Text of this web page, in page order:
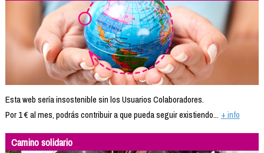
Esta web sería insostenible sin los Usuarios Colaboradores.
Por 1 € al mes, podrás contribuir a que pueda seguir existiendo... + info
Camino solidario